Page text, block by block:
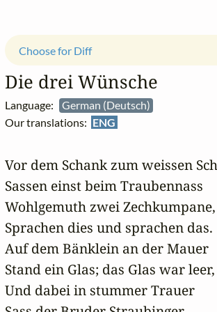
Die drei Wünsche
Language:
German (Deutsch)
Our translations: ENG
Choose for Diff
Vor dem Schank zum weissen
Sassen einst beim Traubennass
Wohlgemuth zwei Zechkumpane,
Sprachen dies und sprachen das.
Auf dem Bänklein an der Mauer
Stand ein Glas; das Glas war leer,
Und dabei in stummer Trauer